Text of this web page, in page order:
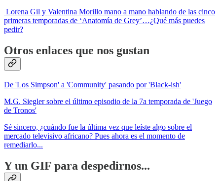
Lorena Gil y Valentina Morillo mano a mano hablando de las cinco
primeras temporadas de ‘Anatomía de Grey’…¿Qué más puedes
pedir?
Otros enlaces que nos gustan
De 'Los Simpson' a 'Community' pasando por 'Black-ish'
M.G. Siegler sobre el último episodio de la 7a temporada de 'Juego
de Tronos'
Sé sincero, ¿cuándo fue la última vez que leíste algo sobre el
mercado televisivo africano? Pues ahora es el momento de
remediarlo...
Y un GIF para despedirnos...